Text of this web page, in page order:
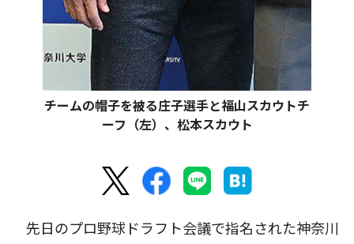
チームの帽子を被る庄子選手と福山スカウトチ
ーフ（左）、松本スカウト
先日のプロ野球ドラフト会議で指名された神奈川